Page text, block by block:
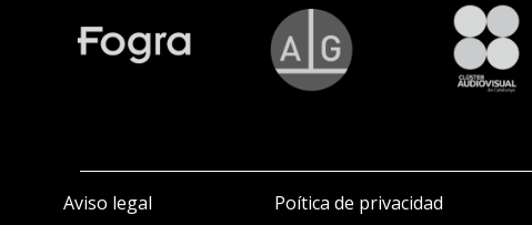
Aviso legal Poítica de privacidad